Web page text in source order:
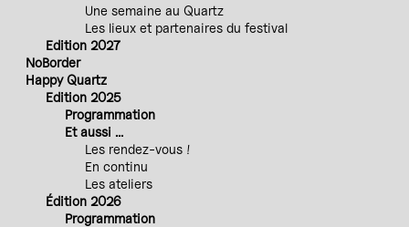
Une semaine au Quartz
Les lieux et partenaires du festival
Edition 2027
NoBorder
Happy Quartz
Edition 2025
Programmation
Et aussi ...
Les rendez-vous !
En continu
Les ateliers
Édition 2026
Programmation